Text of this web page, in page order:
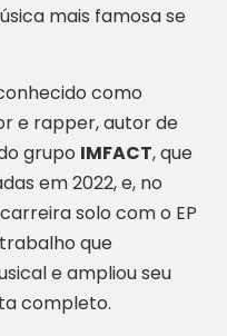
mais famosa se
como
e rapper, autor de
grupo IMFACT, que
em 2022, e, no
solo com o EP
que
e ampliou seu
completo.